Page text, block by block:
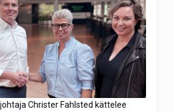
Christer Fahlsted kättelee